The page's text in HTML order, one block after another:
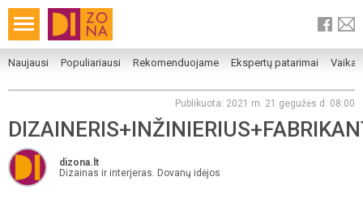
Naujausi Populiariausi Rekomenduojame Ekspertų patarimai
Publikuota: 2021 m. 21 gegužės d. 08:00
dizona.lt
Dizainas ir interjeras. Dovanų idėjos